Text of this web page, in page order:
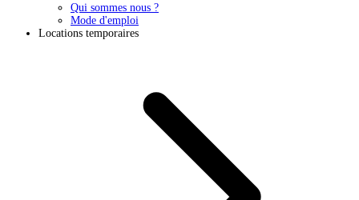
Qui sommes nous ?
Mode d'emploi
Locations temporaires